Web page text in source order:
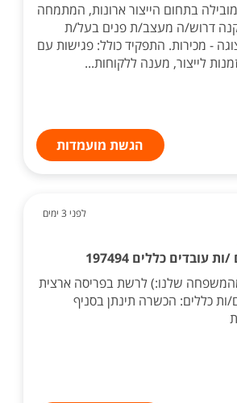
בתחום הייצור ארונות, המתמחה
דרוש/ה מעצב/ת פנים בעל/ת
- מכירות. התפקיד כולל: פגישות עם
לייצור, מענה ללקוחות...
הגשת מועמדות
לפני 3 ימים
עובדים כללים 197494
שלנו:) לרשת בפריסה ארצית
ות כללים: הכשרה תינתן בסניף